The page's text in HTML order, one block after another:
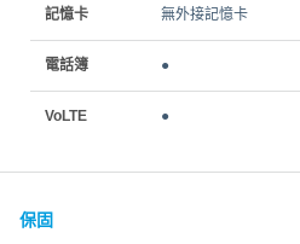
記憶卡 無外接記憶卡
電話簿 ●
VoLTE ●
保固